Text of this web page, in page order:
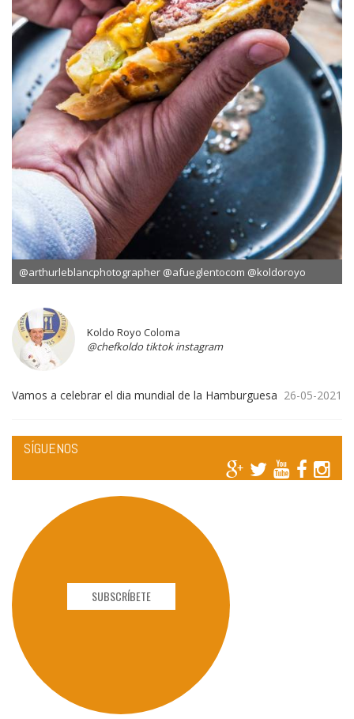
@arthurleblancphotographer @afueglentocom @koldoroyo
Koldo Royo Coloma
@chefkoldo tiktok instagram
Vamos a celebrar el dia mundial de la Hamburguesa 26-05-2021
SÍGUENOS
SUBSCRÍBETE